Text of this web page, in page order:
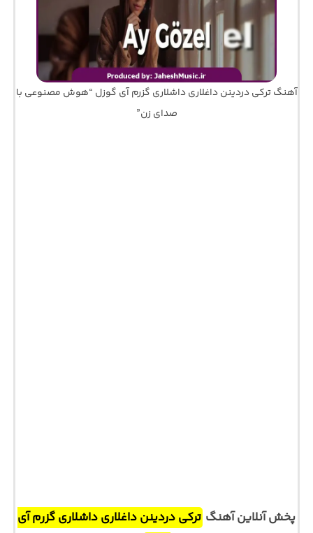
آهنگ ترکی دردینن داغلاری داشلاری گزرم آی گوزل “هوش مصنوعی با
صدای زن”
پخش آنلاین آهنگ ترکی دردینن داغلاری داشلاری گزرم آی